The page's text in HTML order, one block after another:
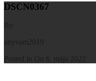
DSCN0367